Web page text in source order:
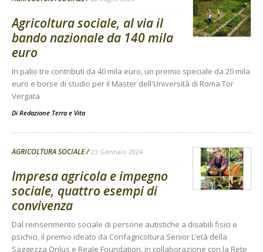
Agricoltura sociale, al via il
bando nazionale da 140 mila
euro
In palio tre contributi da 40 mila euro, un premio speciale da 20 mila
euro e borse di studio per il Master dell'Università di Roma Tor
Vergata
Di Redazione Terra e Vita
AGRICOLTURA SOCIALE 23 Gennaio 2024
Impresa agricola e impegno
sociale, quattro esempi di
convivenza
Dal reinserimento sociale di persone autistiche a disabili fisici e
psichici, il premio ideato da Confagricoltura Senior L’età della
Saggezza Onlus e Reale Foundation, in collaborazione con la Rete